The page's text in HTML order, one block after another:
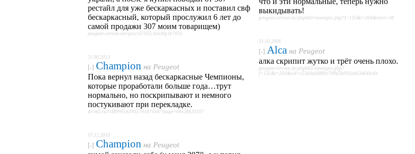
рестайл для уже бескаркасных и поставил свф
бескаркасный, который прослужил 6 лет до
самой продажи 307 моим товарищем)
peugeot-citroen.net/post167035.html#p167035
21.06.2013
[-] Champion на Peugeot
Пока вернул назад бескаркасные Чемпионы,
которые проработали больше года…трут
нормально, но поскрипывают и немного
постукивают при перекладке.
drive2.ru/l/4899916394579187450/?page=0#a28633107
07.12.2010
[-] Champion на Peugeot
выкидывать!
peugeot-citroen.by/phpbb3/viewtopic.php?f=135&t=204&start=40
31.10.2006
[-] Alca на Peugeot
алка скрипит жутко и трёт очень плохо.
peugeot-citroen.by/phpbb3/viewtopic.php?
f=135&t=204&sid=c23d4af4880c798d3b093ab63e64bc0e